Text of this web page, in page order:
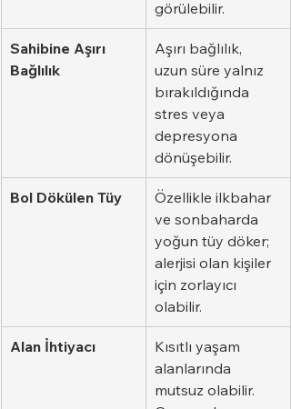
görülebilir.
Sahibine Aşırı
Bağlılık
Aşırı bağlılık,
uzun süre yalnız
bırakıldığında
stres veya
depresyona
dönüşebilir.
Bol Dökülen Tüy
Özellikle ilkbahar
ve sonbaharda
yoğun tüy döker;
alerjisi olan kişiler
için zorlayıcı
olabilir.
Alan İhtiyacı
Kısıtlı yaşam
alanlarında
mutsuz olabilir.